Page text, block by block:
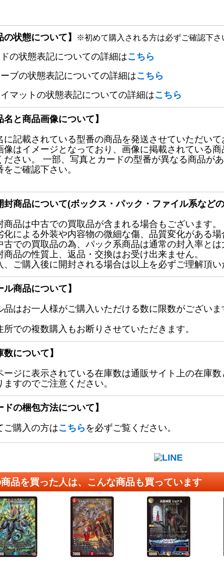
の状態について】 ※初めて購入される方は必ずご確認下さ
の状態表記についての詳細はこちら
ブの状態表記についての詳細はこちら
マットの状態表記についての詳細はこちら
名と商品画像について】
に記載されている型番の商品を発送させていただいて
像はイメージとなっており、画像に掲載されている
ださい。 一部、写真とカードの型番が異なる商品が
をご確認下さい。
封商品について(ボックス・パック・ファイル系など
商品は中古での買取品が含まれる場合もございます。
化による外装や内容物の微細な傷、品質変化がある場
古での買取品の為、パック系商品は通常の封入率とは
商品の性質上、返品・交換はお受け出来ません。
、ご購入後に開封される場合は以上を必ずご理解頂い
ル商品について】
品はお一人様がご購入いただける数に限数がござい
所での複数購入もお断りさせていただきます。
数について】
ージに表示されている在庫数は通販サイト上の在庫
ますのでご注意ください。
ドの梱包方法について】
ご購入の方はこちら を必ずご覧ください。
品を買った人は、こんな商品も買っています